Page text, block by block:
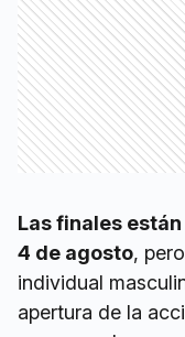
Las finales
4 de agosto,
individual
apertura de la